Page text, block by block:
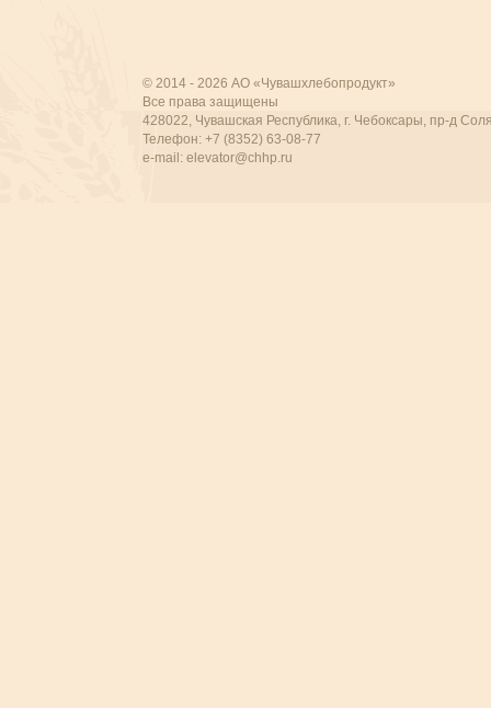
© 2014 - 2026 АО «Чувашхлебопродукт»
Все права защищены
428022, Чувашская Республика, г. Чебоксары, пр-д
Телефон: +7 (8352) 63-08-77
e-mail: elevator@chhp.ru